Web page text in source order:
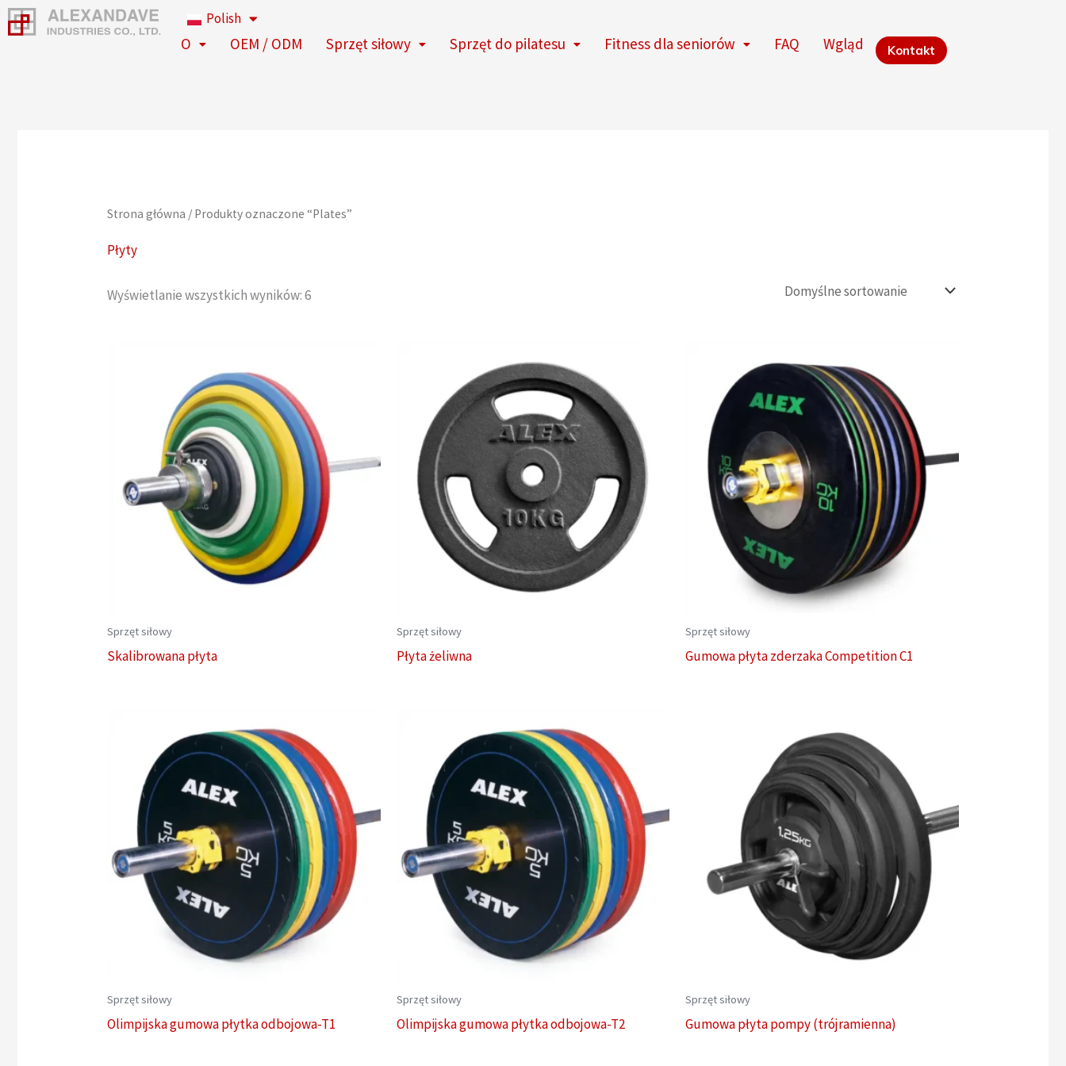
Przejdź
do
Polish
O OEM / ODM Sprzęt siłowy Sprzęt do pilatesu Fitness dla seniorów FAQ Wgląd Kontakt
Strona główna / Produkty oznaczone “Plates”
Płyty
Wyświetlanie wszystkich wyników: 6
Sprzęt siłowy
Skalibrowana płyta
Sprzęt siłowy
Płyta żeliwna
Sprzęt siłowy
Gumowa płyta zderzaka Competition C1
Sprzęt siłowy
Olimpijska gumowa płytka odbojowa-T1
Sprzęt siłowy
Olimpijska gumowa płytka odbojowa-T2
Sprzęt siłowy
Gumowa płyta pompy (trójramienna)